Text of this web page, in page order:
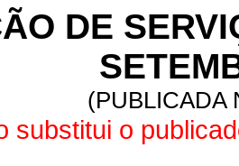
DE
(PUBLICADA
substitui o